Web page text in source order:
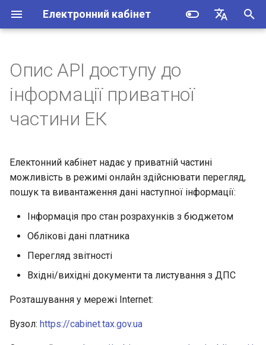
Електронний кабінет
t
l
i
s
Creation and review of
incoming and outgoing
Review of the status of
settlements with the budget
Інформація про стан
розрахунків з бюджетом
Облікові дані платника
Вхідні/вихідні документи
та листування з ДПС
Інформація про бізнес-
партнера
Опис API доступу до
інформації приватної
частини ЕК
Електонний кабінет надає у приватній частині
можливість в режимі онлайн здійснювати перегляд,
пошук та вивантаження дані наступної інформації:
Інформація про стан розрахунків з бюджетом
Облікові дані платника
Перегляд звітності
Вхідні/вихідні документи та листування з ДПС
Розташування у мережі Internet:
Вузол: https://cabinet.tax.gov.ua